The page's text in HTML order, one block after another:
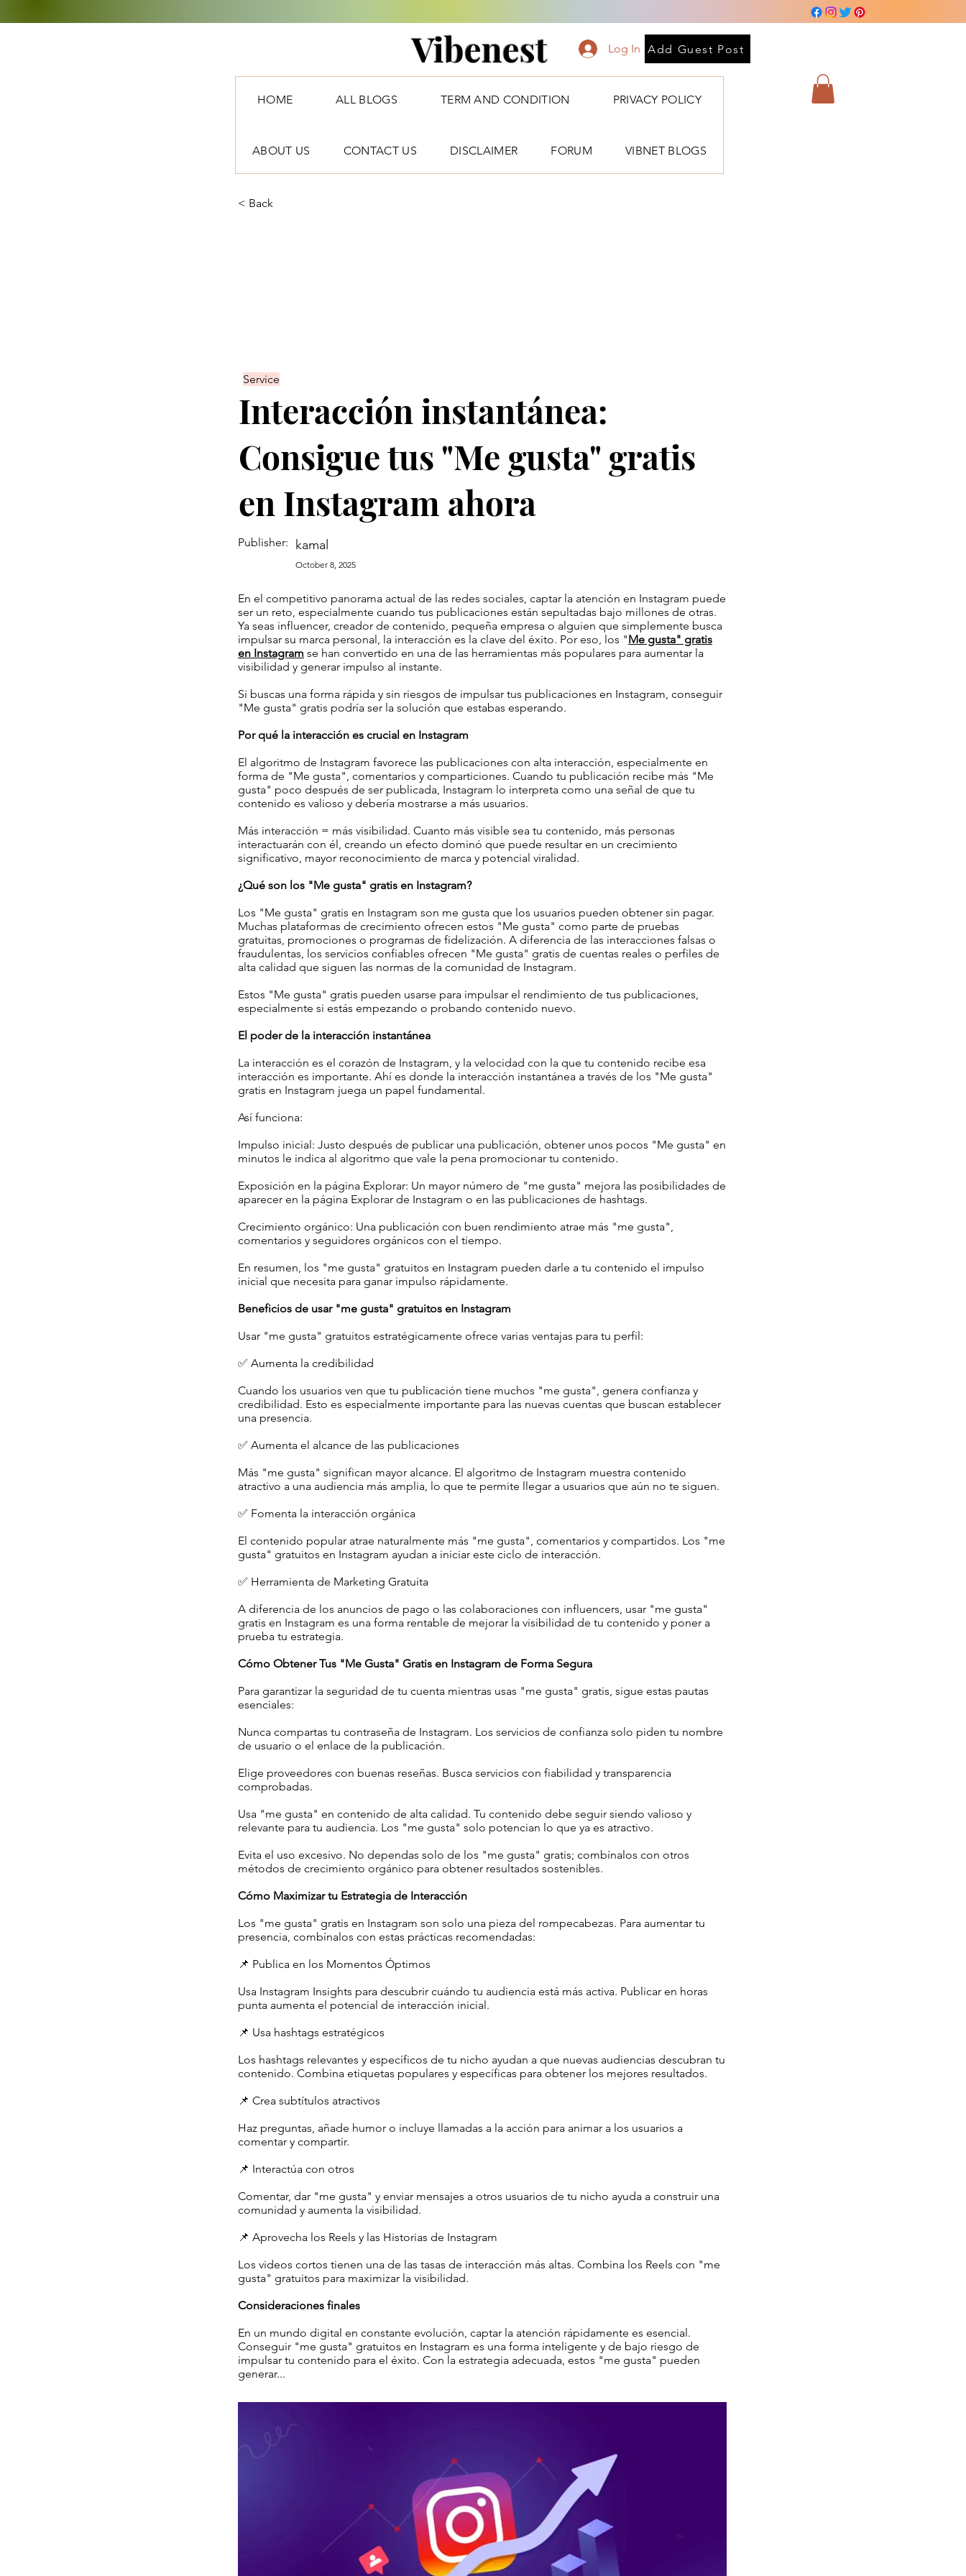
Vibenest Log In Add Guest Post
HOME ALL BLOGS TERM AND CONDITION PRIVACY POLICY
ABOUT US CONTACT US DISCLAIMER FORUM VIBNET BLOGS
< Back
Service
Interacción instantánea:
Consigue tus "Me gusta" gratis
en Instagram ahora
Publisher: kamal
October 8, 2025
En el competitivo panorama actual de las redes sociales, captar la atención en Instagram puede
ser un reto, especialmente cuando tus publicaciones están sepultadas bajo millones de otras.
Ya seas influencer, creador de contenido, pequeña empresa o alguien que simplemente busca
impulsar su marca personal, la interacción es la clave del éxito. Por eso, los "Me gusta" gratis
en Instagram se han convertido en una de las herramientas más populares para aumentar la
visibilidad y generar impulso al instante.
Si buscas una forma rápida y sin riesgos de impulsar tus publicaciones en Instagram, conseguir
"Me gusta" gratis podría ser la solución que estabas esperando.
Por qué la interacción es crucial en Instagram
El algoritmo de Instagram favorece las publicaciones con alta interacción, especialmente en
forma de "Me gusta", comentarios y comparticiones. Cuando tu publicación recibe más "Me
gusta" poco después de ser publicada, Instagram lo interpreta como una señal de que tu
contenido es valioso y debería mostrarse a más usuarios.
Más interacción = más visibilidad. Cuanto más visible sea tu contenido, más personas
interactuarán con él, creando un efecto dominó que puede resultar en un crecimiento
significativo, mayor reconocimiento de marca y potencial viralidad.
¿Qué son los "Me gusta" gratis en Instagram?
Los "Me gusta" gratis en Instagram son me gusta que los usuarios pueden obtener sin pagar.
Muchas plataformas de crecimiento ofrecen estos "Me gusta" como parte de pruebas
gratuitas, promociones o programas de fidelización. A diferencia de las interacciones falsas o
fraudulentas, los servicios confiables ofrecen "Me gusta" gratis de cuentas reales o perfiles de
alta calidad que siguen las normas de la comunidad de Instagram.
Estos "Me gusta" gratis pueden usarse para impulsar el rendimiento de tus publicaciones,
especialmente si estás empezando o probando contenido nuevo.
El poder de la interacción instantánea
La interacción es el corazón de Instagram, y la velocidad con la que tu contenido recibe esa
interacción es importante. Ahí es donde la interacción instantánea a través de los "Me gusta"
gratis en Instagram juega un papel fundamental.
Así funciona:
Impulso inicial: Justo después de publicar una publicación, obtener unos pocos "Me gusta" en
minutos le indica al algoritmo que vale la pena promocionar tu contenido.
Exposición en la página Explorar: Un mayor número de "me gusta" mejora las posibilidades de
aparecer en la página Explorar de Instagram o en las publicaciones de hashtags.
Crecimiento orgánico: Una publicación con buen rendimiento atrae más "me gusta",
comentarios y seguidores orgánicos con el tiempo.
En resumen, los "me gusta" gratuitos en Instagram pueden darle a tu contenido el impulso
inicial que necesita para ganar impulso rápidamente.
Beneficios de usar "me gusta" gratuitos en Instagram
Usar "me gusta" gratuitos estratégicamente ofrece varias ventajas para tu perfil:
✅ Aumenta la credibilidad
Cuando los usuarios ven que tu publicación tiene muchos "me gusta", genera confianza y
credibilidad. Esto es especialmente importante para las nuevas cuentas que buscan establecer
una presencia.
✅ Aumenta el alcance de las publicaciones
Más "me gusta" significan mayor alcance. El algoritmo de Instagram muestra contenido
atractivo a una audiencia más amplia, lo que te permite llegar a usuarios que aún no te siguen.
✅ Fomenta la interacción orgánica
El contenido popular atrae naturalmente más "me gusta", comentarios y compartidos. Los "me
gusta" gratuitos en Instagram ayudan a iniciar este ciclo de interacción.
✅ Herramienta de Marketing Gratuita
A diferencia de los anuncios de pago o las colaboraciones con influencers, usar "me gusta"
gratis en Instagram es una forma rentable de mejorar la visibilidad de tu contenido y poner a
prueba tu estrategia.
Cómo Obtener Tus "Me Gusta" Gratis en Instagram de Forma Segura
Para garantizar la seguridad de tu cuenta mientras usas "me gusta" gratis, sigue estas pautas
esenciales:
Nunca compartas tu contraseña de Instagram. Los servicios de confianza solo piden tu nombre
de usuario o el enlace de la publicación.
Elige proveedores con buenas reseñas. Busca servicios con fiabilidad y transparencia
comprobadas.
Usa "me gusta" en contenido de alta calidad. Tu contenido debe seguir siendo valioso y
relevante para tu audiencia. Los "me gusta" solo potencian lo que ya es atractivo.
Evita el uso excesivo. No dependas solo de los "me gusta" gratis; combínalos con otros
métodos de crecimiento orgánico para obtener resultados sostenibles.
Cómo Maximizar tu Estrategia de Interacción
Los "me gusta" gratis en Instagram son solo una pieza del rompecabezas. Para aumentar tu
presencia, combínalos con estas prácticas recomendadas:
📌 Publica en los Momentos Óptimos
Usa Instagram Insights para descubrir cuándo tu audiencia está más activa. Publicar en horas
punta aumenta el potencial de interacción inicial.
📌 Usa hashtags estratégicos
Los hashtags relevantes y específicos de tu nicho ayudan a que nuevas audiencias descubran tu
contenido. Combina etiquetas populares y específicas para obtener los mejores resultados.
📌 Crea subtítulos atractivos
Haz preguntas, añade humor o incluye llamadas a la acción para animar a los usuarios a
comentar y compartir.
📌 Interactúa con otros
Comentar, dar "me gusta" y enviar mensajes a otros usuarios de tu nicho ayuda a construir una
comunidad y aumenta la visibilidad.
📌 Aprovecha los Reels y las Historias de Instagram
Los videos cortos tienen una de las tasas de interacción más altas. Combina los Reels con "me
gusta" gratuitos para maximizar la visibilidad.
Consideraciones finales
En un mundo digital en constante evolución, captar la atención rápidamente es esencial.
Conseguir "me gusta" gratuitos en Instagram es una forma inteligente y de bajo riesgo de
impulsar tu contenido para el éxito. Con la estrategia adecuada, estos "me gusta" pueden
generar...